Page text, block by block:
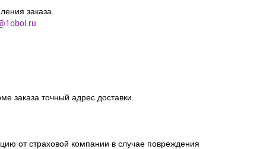
заказа.
заказа точный адрес доставки.
от страховой компании в случае повреждения